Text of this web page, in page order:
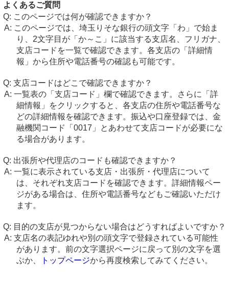
よくあるご質問
このページでは何が確認できますか？
このページでは、埼玉りそな銀行の頭文字「わ」で始ま
り、2文字目が「か～こ」に該当する支店名、フリガナ、
支店コードを一覧で確認できます。各支店の「詳細情
報」から住所や電話番号の確認も可能です。
支店コードはどこで確認できますか？
一覧表の「支店コード」欄で確認できます。さらに「詳
細情報」をクリックすると、各支店の住所や電話番号な
どの詳細情報を確認できます。振込や口座登録では、金
融機関コード「0017」とあわせて支店コードが必要にな
る場合があります。
出張所や代理店のコードも確認できますか？
一覧に表示されている支店・出張所・代理店について
は、それぞれ支店コードを確認できます。詳細情報ペー
ジがある場合は、住所や電話番号などもご確認いただけ
ます。
目的の支店が見つからない場合はどうすればよいですか？
支店名の表記ゆれや別の頭文字で登録されている可能性
があります。前の文字選択ページに戻って別の文字を選
ぶか、
トップページから再度検索してみてください。